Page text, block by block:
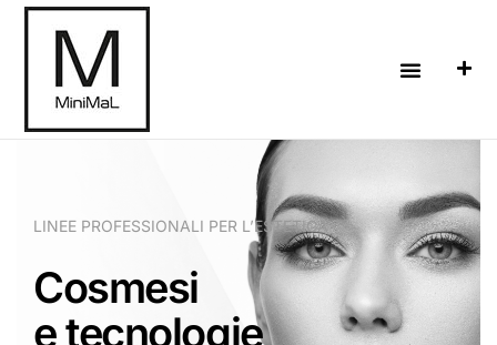
LINEE PROFESSIONALI PER L’ESTETICA
Cosmesi
e tecnologie